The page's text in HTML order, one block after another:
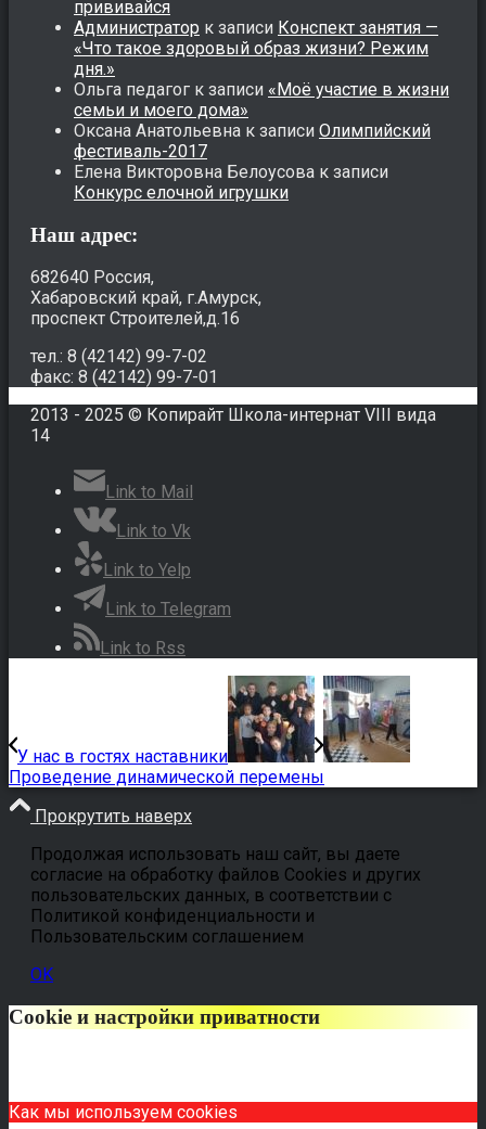
прививайся
Администратор к записи Конспект занятия —
«Что такое здоровый образ жизни? Режим
дня.»
Ольга педагог к записи «Моё участие в жизни
семьи и моего дома»
Оксана Анатольевна к записи Олимпийский
фестиваль-2017
Елена Викторовна Белоусова к записи
Конкурс елочной игрушки
Наш адрес:
682640 Россия,
Хабаровский край, г.Амурск,
проспект Строителей,д.16
тел.: 8 (42142) 99-7-02
факс: 8 (42142) 99-7-01
2013 - 2025 © Копирайт Школа-интернат VIII вида
14
Link to Mail
Link to Vk
Link to Yelp
Link to Telegram
Link to Rss
У нас в гостях наставники
Проведение динамической перемены
Прокрутить наверх
Продолжая использовать наш сайт, вы даете
согласие на обработку файлов Cookies и других
пользовательских данных, в соответствии с
Политикой конфиденциальности и
Пользовательским соглашением
OK
Cookie и настройки приватности
Как мы используем cookies